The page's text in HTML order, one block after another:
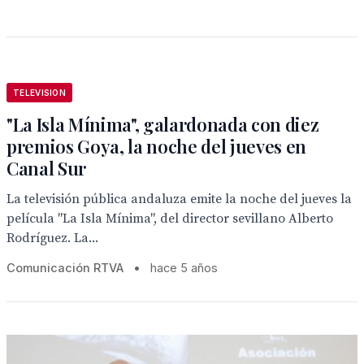
TELEVISION
"La Isla Mínima", galardonada con diez
premios Goya, la noche del jueves en
Canal Sur
La televisión pública andaluza emite la noche del jueves la
película "La Isla Mínima", del director sevillano Alberto
Rodríguez. La...
Comunicación RTVA • hace 5 años